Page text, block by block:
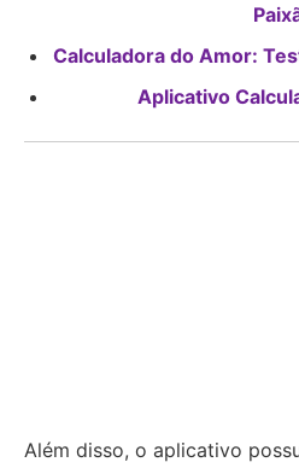
Calculadora do Amor:
Aplicativo
Além disso, o aplicativo